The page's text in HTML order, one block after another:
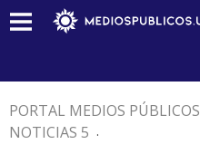
PORTAL MEDIOS PÚBLICOS
NOTICIAS 5 .